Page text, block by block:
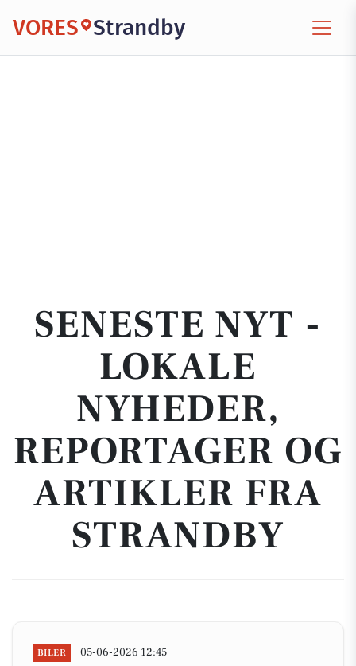
VORES Strandby
SENESTE NYT -
LOKALE
NYHEDER,
REPORTAGER OG
ARTIKLER FRA
STRANDBY
BILER 05-06-2026 12:45